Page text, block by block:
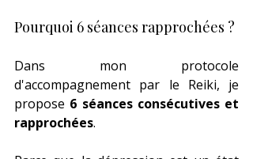
Pourquoi 6 séances rapprochées ?
Dans mon protocole
d'accompagnement par le Reiki, je
propose 6 séances consécutives et
rapprochées.